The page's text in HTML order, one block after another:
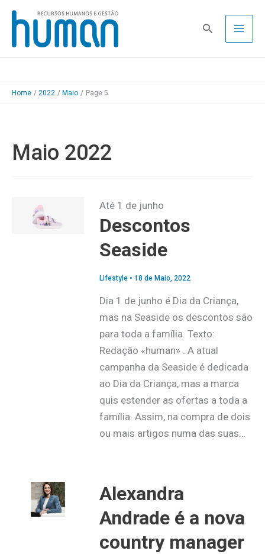
Skip
content
Pesquisa
Home 2022 Maio Page 5
Maio 2022
Até 1 de junho
Descontos
Seaside
Lifestyle• 18 de Maio, 2022
Dia 1 de junho é Dia da Criança,
mas na Seaside os descontos são
para toda a família. Texto:
Redação «human» . A atual
campanha da Seaside é dedicada
ao Dia da Criança, mas a marca
quis estender as ofertas a toda a
família. Assim, na compra de dois
ou mais artigos numa das suas…
Alexandra
Andrade é a nova
country manager